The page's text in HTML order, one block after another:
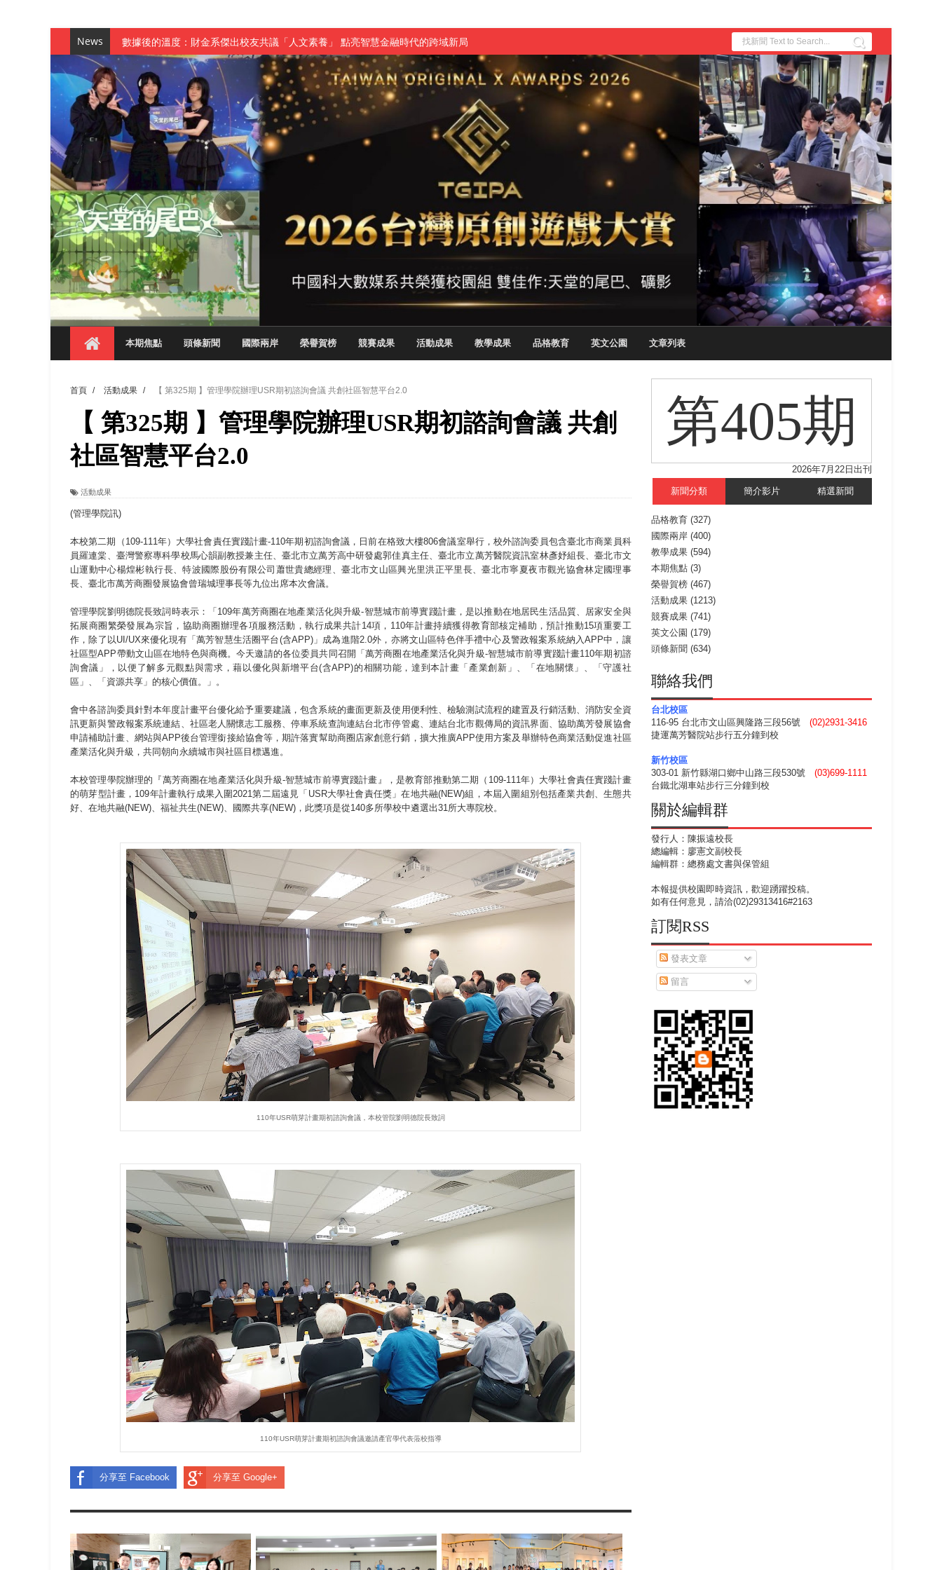
News
數據後的溫度：財金系傑出校友共議「人文素養」 點亮智慧金融時代的跨域新局
森城建設股份有限公司捐贈 嘉惠行管系莘莘學子
產學合作新里程！財金系師生參訪中租控股 探索金融實習優勢
英文公園 315期
【 第404期 】影視系榮獲59屆美國休士頓國際影展最高榮譽白金獎
【 第404期 】你抓得到我嗎？數媒系VR新創遊戲抱回金點新秀獎
【 第404期 】數媒系《光影潛歷史》榮獲全國實務專題競賽第一名
【 第404期 】探索空間設計解方 室設系學子於 2026 TSID 提出具體舊建築再利用提案
【 第404期 】從創意到實踐 數媒系學生於技專校院電腦動畫競賽嶄露頭角
【 第404期 】以品格奠基、用領導領航：中國科大雙校區學生會全國賽勇奪佳績
【 第404期 】此夏，向未來！ 中國科大新竹畢典青銀共學、逐夢啟航
領航AI創先例！ 數媒系錄音室獲「杜比全景聲」與「Wwise」雙認證
觀管系展現跨域創新與實作育人成效 AI智慧餐飲管家獲全國第二名
學務處舉辦「董事長『聊』心室」 上官董事長與青年學子溫馨對談 傳遞品格與智慧力量
金曲陣容強勢進駐！中國科大原民音樂成果展 燃爆傳統與現代
數媒系《天堂的尾巴》、《礦影》勇奪台灣原創遊戲大賞雙佳作
師生攜手磨練一個月！觀管系榮獲天籟盃全國大專廣播詞競賽英文組佳作
一銀彭仁主中國科大開講 解密AI時代的金融轉型與數位正義
通識教育中心主辦「114學年度AI英文自我介紹比賽」成績出爐
本期焦點 頭條新聞 國際兩岸 榮譽賀榜 競賽成果 活動成果 教學成果 品格教育 英文公園 文章列表
首頁 / 活動成果 / 【 第325期 】管理學院辦理USR期初諮詢會議 共創社區智慧平台2.0
【 第325期 】管理學院辦理USR期初諮詢會議 共創
社區智慧平台2.0
活動成果
(管理學院訊)
本校第二期（109-111年）大學社會責任實踐計畫-110年期初諮詢會議，日前在格致大樓806會議室舉行，校外諮詢委員包含臺北市商業員科
員羅連棠、臺灣警察專科學校馬心韻副教授兼主任、臺北市立萬芳高中研發處郭佳真主任、臺北市立萬芳醫院資訊室林彥妤組長、臺北市文
山運動中心楊煌彬執行長、特波國際股份有限公司蕭世貴總經理、臺北市文山區興光里洪正平里長、臺北市寧夏夜市觀光協會林定國理事
長、臺北市萬芳商圈發展協會曾瑞城理事長等九位出席本次會議。
管理學院劉明德院長致詞時表示：「109年萬芳商圈在地產業活化與升級-智慧城市前導實踐計畫，是以推動在地居民生活品質、居家安全與
拓展商圈繁榮發展為宗旨，協助商圈辦理各項服務活動，執行成果共計14項，110年計畫持續獲得教育部核定補助，預計推動15項重要工
作，除了以UI/UX來優化現有「萬芳智慧生活圈平台(含APP)」成為進階2.0外，亦將文山區特色伴手禮中心及警政報案系統納入APP中，讓
社區型APP帶動文山區在地特色與商機。今天邀請的各位委員共同召開「萬芳商圈在地產業活化與升級-智慧城市前導實踐計畫110年期初諮
詢會議」，以便了解多元觀點與需求，藉以優化與新增平台(含APP)的相關功能，達到本計畫「產業創新」、「在地關懷」、「守護社
區」、「資源共享」的核心價值。」。
會中各諮詢委員針對本年度計畫平台優化給予重要建議，包含系統的畫面更新及使用便利性、檢驗測試流程的建置及行銷活動、消防安全資
訊更新與警政報案系統連結、社區老人關懷志工服務、停車系統查詢連結台北市停管處、連結台北市觀傳局的資訊界面、協助萬芳發展協會
申請補助計畫、網站與APP後台管理銜接給協會等，期許落實幫助商圈店家創意行銷，擴大推廣APP使用方案及舉辦特色商業活動促進社區
產業活化與升級，共同朝向永續城市與社區目標邁進。
本校管理學院辦理的『萬芳商圈在地產業活化與升級-智慧城市前導實踐計畫』，是教育部推動第二期（109-111年）大學社會責任實踐計畫
的萌芽型計畫，109年計畫執行成果入圍2021第二屆遠見「USR大學社會責任獎」在地共融(NEW)組，本屆入圍組別包括產業共創、生態共
好、在地共融(NEW)、福祉共生(NEW)、國際共享(NEW)，此獎項是從140多所學校中遴選出31所大專院校。
110年USR萌芽計畫期初諮詢會議，本校管院劉明德院長致詞
110年USR萌芽計畫期初諮詢會議邀請產官學代表蒞校指導
分享至 Facebook 分享至 Google+
第405期
2026年7月22日出刊
新聞分類 簡介影片 精選新聞
品格教育 (327)
國際兩岸 (400)
教學成果 (594)
本期焦點 (3)
榮譽賀榜 (467)
活動成果 (1213)
競賽成果 (741)
英文公園 (179)
頭條新聞 (634)
聯絡我們
台北校區
116-95 台北市文山區興隆路三段56號 (02)2931-3416
捷運萬芳醫院站步行五分鐘到校
新竹校區
303-01 新竹縣湖口鄉中山路三段530號 (03)699-1111
台鐵北湖車站步行三分鐘到校
關於編輯群
發行人：陳振遠校長
總編輯：廖憲文副校長
編輯群：總務處文書與保管組
本報提供校園即時資訊，歡迎踴躍投稿。
如有任何意見，請洽(02)29313416#2163
訂閱RSS
發表文章
留言